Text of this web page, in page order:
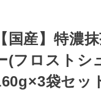
国産】特濃
(フロストシ
袋セッ